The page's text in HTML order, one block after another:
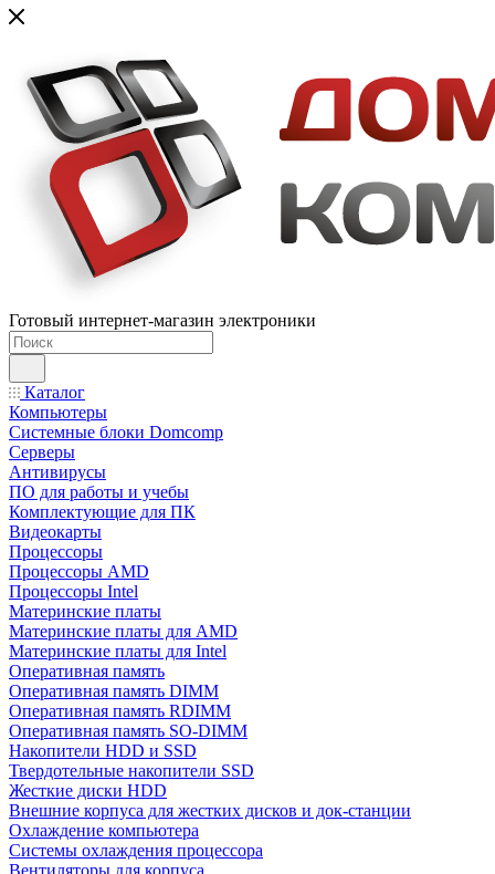
Готовый интернет-магазин электроники
Каталог
Компьютеры
Системные блоки Domcomp
Серверы
Антивирусы
ПО для работы и учебы
Комплектующие для ПК
Видеокарты
Процессоры
Процессоры AMD
Процессоры Intel
Материнские платы
Материнские платы для AMD
Материнские платы для Intel
Оперативная память
Оперативная память DIMM
Оперативная память RDIMM
Оперативная память SO-DIMM
Накопители HDD и SSD
Твердотельные накопители SSD
Жесткие диски HDD
Внешние корпуса для жестких дисков и док-станции
Охлаждение компьютера
Системы охлаждения процессора
Вентиляторы для корпуса